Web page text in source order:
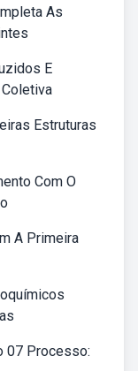
As
E
Estruturas
Com O
A Primeira
07 Processo: